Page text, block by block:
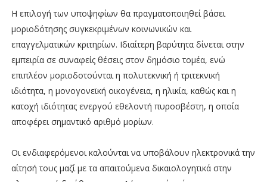
Η επιλογή των υποψηφίων θα πραγματοποιηθεί βάσει
μοριοδότησης συγκεκριμένων κοινωνικών και
επαγγελματικών κριτηρίων. Ιδιαίτερη βαρύτητα δίνεται στην
εμπειρία σε συναφείς θέσεις στον δημόσιο τομέα, ενώ
επιπλέον μοριοδοτούνται η πολυτεκνική ή τριτεκνική
ιδιότητα, η μονογονεϊκή οικογένεια, η ηλικία, καθώς και η
κατοχή ιδιότητας ενεργού εθελοντή πυροσβέστη, η οποία
αποφέρει σημαντικό αριθμό μορίων.
Οι ενδιαφερόμενοι καλούνται να υποβάλουν ηλεκτρονικά την
αίτησή τους μαζί με τα απαιτούμενα δικαιολογητικά στην